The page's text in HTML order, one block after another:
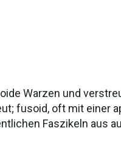
Warzen und
fusoid, oft mit einer
Faszikeln aus